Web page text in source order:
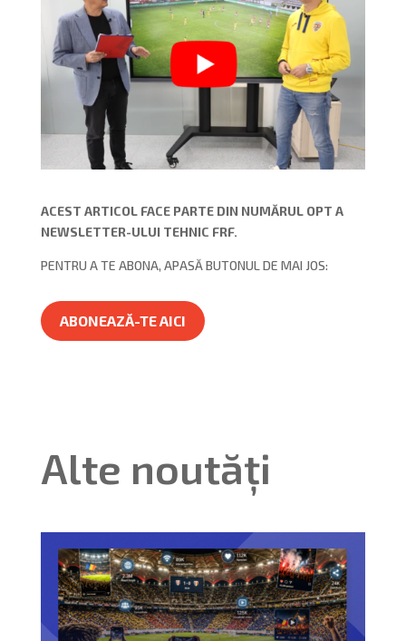
ACEST ARTICOL FACE PARTE DIN NUMĂRUL OPT A
NEWSLETTER-ULUI TEHNIC FRF.
PENTRU A TE ABONA, APASĂ BUTONUL DE MAI JOS:
ABONEAZĂ-TE AICI
Alte noutăți